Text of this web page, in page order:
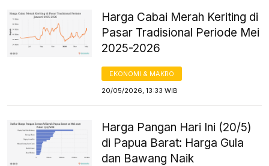
Harga Cabai Merah Keriting di
Pasar Tradisional Periode Mei
2025-2026
EKONOMI & MAKRO
20/05/2026, 13:33 WIB
Harga Pangan Hari Ini (20/5)
di Papua Barat: Harga Gula
dan Bawang Naik